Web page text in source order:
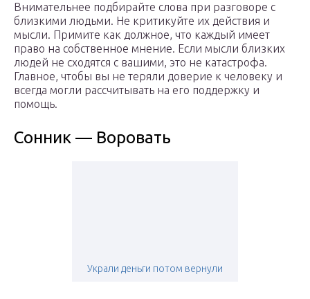
Внимательнее подбирайте слова при разговоре с
близкими людьми. Не критикуйте их действия и
мысли. Примите как должное, что каждый имеет
право на собственное мнение. Если мысли близких
людей не сходятся с вашими, это не катастрофа.
Главное, чтобы вы не теряли доверие к человеку и
всегда могли рассчитывать на его поддержку и
помощь.
Сонник — Воровать
Украли деньги потом вернули